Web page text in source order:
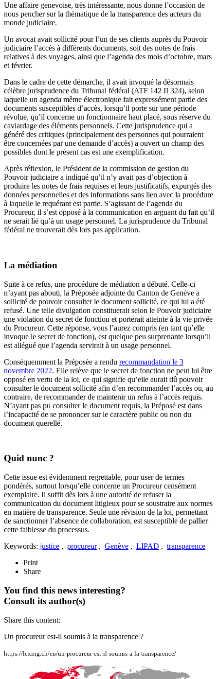
Une affaire genevoise, très intéressante, nous donne l’occasion de
nous pencher sur la thématique de la transparence des acteurs du
monde judiciaire.
Un avocat avait sollicité pour l’un de ses clients auprès du Pouvoir
judiciaire l’accès à différents documents, soit des notes de frais
relatives à des voyages, ainsi que l’agenda des mois d’octobre, mars
et février.
Dans le cadre de cette démarche, il avait invoqué la désormais
célèbre jurisprudence du Tribunal fédéral (ATF 142 II 324), selon
laquelle un agenda même électronique fait expressément partie des
documents susceptibles d’accès, lorsqu’il porte sur une période
révolue, qu’il concerne un fonctionnaire haut placé, sous réserve du
caviardage des éléments personnels. Cette jurisprudence qui a
généré des critiques (principalement des personnes qui pourraient
être concernées par une demande d’accès) a ouvert un champ des
possibles dont le présent cas est une exemplification.
Après réflexion, le Président de la commission de gestion du
Pouvoir judiciaire a indiqué qu’il n’y avait pas d’objection à
produire les notes de frais requises et leurs justificatifs, expurgés des
données personnelles et des informations sans lien avec la procédure
à laquelle le requérant est partie. S’agissant de l’agenda du
Procureur, il s’est opposé à la communication en arguant du fait qu’il
ne serait lié qu’à un usage personnel. La jurisprudence du Tribunal
fédéral ne trouverait dès lors pas application.
La médiation
Suite à ce refus, une procédure de médiation a débuté. Celle-ci
n’ayant pas abouti, la Préposée adjointe du Canton de Genève a
sollicité de pouvoir consulter le document sollicité, ce qui lui a été
refusé. Une telle divulgation constituerait selon le Pouvoir judiciaire
une violation du secret de fonction et porterait atteinte à la vie privée
du Procureur. Cette réponse, vous l’aurez compris (en tant qu’elle
invoque le secret de fonction), est quelque peu surprenante lorsqu’il
est allégué que l’agenda servirait à un usage personnel.
Conséquemment la Préposée a rendu recommandation le 3
novembre 2022. Elle relève que le secret de fonction ne peut lui être
opposé en vertu de la loi, ce qui signifie qu’elle aurait dû pouvoir
consulter le document sollicité afin d’en recommander l’accès ou, au
contraire, de recommander de maintenir un refus à l’accès requis.
N’ayant pas pu consulter le document requis, la Préposé est dans
l’incapacité de se prononcer sur le caractère public ou non du
document querellé.
Quid nunc ?
Cette issue est évidemment regrettable, pour user de termes
pondérés, surtout lorsqu’elle concerne un Procureur censément
exemplaire. Il suffit dès lors à une autorité de refuser la
communication du document litigieux pour se soustraire aux normes
en matière de transparence. Seule une révision de la loi, permettant
de sanctionner l’absence de collaboration, est susceptible de pallier
cette faiblesse du processus.
Keywords: justice , procureur, Genève , LIPAD , transparence
Print
Share
You find this news interesting?
Consult its author(s)
Share this content:
Un procureur est-il soumis à la transparence ?
https://lexing.ch/en/un-procureur-est-il-soumis-a-la-transparence/